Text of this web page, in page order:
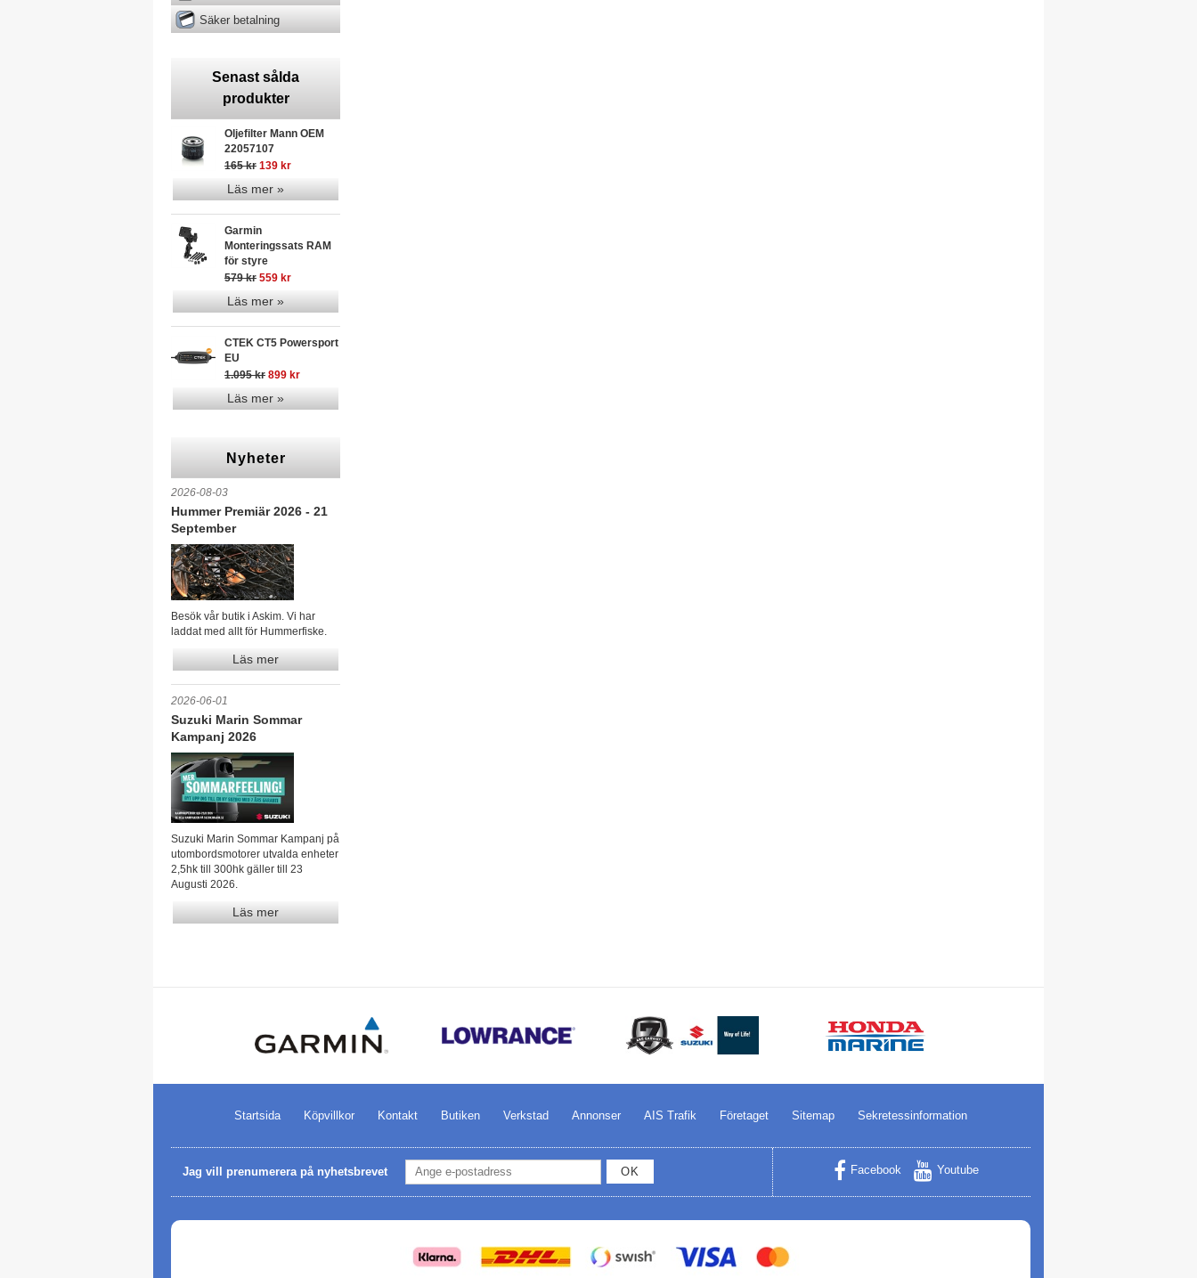
Säker betalning
Senast sålda
produkter
Oljefilter Mann OEM
22057107
165 kr 139 kr
Läs mer »
Garmin
Monteringssats RAM
för styre
579 kr 559 kr
Läs mer »
CTEK CT5 Powersport
EU
1.095 kr 899 kr
Läs mer »
Nyheter
2026-08-03
Hummer Premiär 2026 - 21
September
Besök vår butik i Askim. Vi har
laddat med allt för Hummerfiske.
Läs mer
2026-06-01
Suzuki Marin Sommar
Kampanj 2026
Suzuki Marin Sommar Kampanj på
utombordsmotorer utvalda enheter
2,5hk till 300hk gäller till 23
Augusti 2026.
Läs mer
Startsida Köpvillkor Kontakt Butiken Verkstad Annonser AIS Trafik Företaget Sitemap Sekretessinformation
Jag vill prenumerera på nyhetsbrevet OK Facebook Youtube